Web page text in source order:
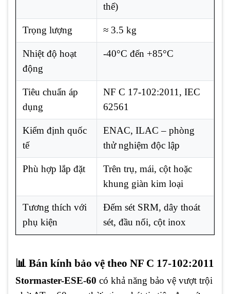
thể)
Trọng lượng ≈ 3.5 kg
Nhiệt độ hoạt
động
-40°C đến +85°C
Tiêu chuẩn áp
dụng
NF C 17-102:2011, IEC
62561
Kiểm định quốc
tế
ENAC, ILAC – phòng
thử nghiệm độc lập
Phù hợp lắp đặt
Trên trụ, mái, cột hoặc
khung giàn kim loại
Tương thích với
phụ kiện
Đếm sét SRM, dây thoát
sét, đầu nối, cột inox
📊 Bán kính bảo vệ theo NF C 17-102:2011
Stormaster-ESE-60 có khả năng bảo vệ vượt trội